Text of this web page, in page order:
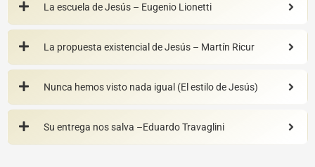
La escuela de Jesús – Eugenio Lionetti
La propuesta existencial de Jesús – Martín Ricur
Nunca hemos visto nada igual (El estilo de Jesús)
Su entrega nos salva –Eduardo Travaglini